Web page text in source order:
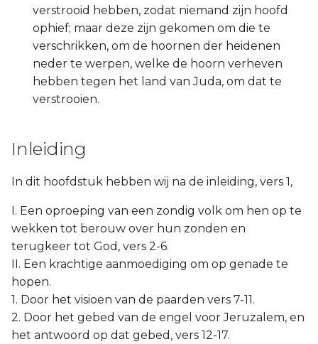
verstrooid hebben, zodat niemand zijn hoofd
ophief; maar deze zijn gekomen om die te
verschrikken, om de hoornen der heidenen
neder te werpen, welke de hoorn verheven
hebben tegen het land van Juda, om dat te
verstrooien.
Inleiding
In dit hoofdstuk hebben wij na de inleiding, vers 1,
I. Een oproeping van een zondig volk om hen op te
wekken tot berouw over hun zonden en
terugkeer tot God, vers 2-6.
II. Een krachtige aanmoediging om op genade te
hopen.
1. Door het visioen van de paarden vers 7-11.
2. Door het gebed van de engel voor Jeruzalem, en
het antwoord op dat gebed, vers 12-17.